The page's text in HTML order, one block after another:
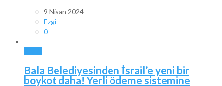
9 Nisan 2024
Ezgi
0
Bala Belediyesinden İsrail’e yeni bir
boykot daha! Yerli ödeme sistemine